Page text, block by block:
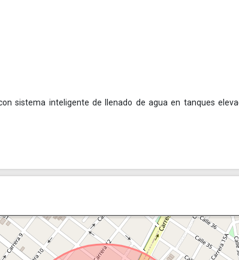
sistema inteligente de llenado de agua en tanques